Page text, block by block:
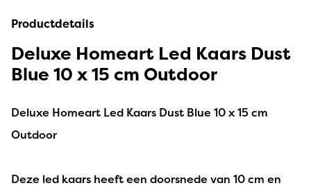
Productdetails
Deluxe Homeart Led Kaars Dust
Blue 10 x 15 cm Outdoor
Deluxe Homeart Led Kaars Dust Blue 10 x 15 cm
Outdoor
Deze led kaars heeft een doorsnede van 10 cm en